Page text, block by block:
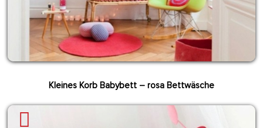
Kleines Korb Babybett – rosa Bettwäsche